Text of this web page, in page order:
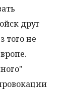
друг
того не